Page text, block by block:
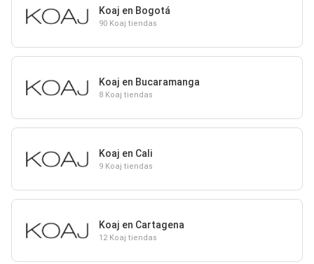
Koaj en Bogotá
90 Koaj tiendas
Koaj en Bucaramanga
8 Koaj tiendas
Koaj en Cali
9 Koaj tiendas
Koaj en Cartagena
12 Koaj tiendas